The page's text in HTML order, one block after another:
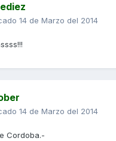
14 de Marzo del 2014
14 de Marzo del 2014
Cordoba.-